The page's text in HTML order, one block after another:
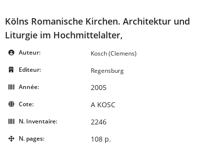
Kölns Romanische Kirchen. Architektur und
Liturgie im Hochmittelalter,
Auteur:
Kosch (Clemens)
Editeur:
Regensburg
Année:
2005
Cote: A KOSC
N. Inventaire: 2246
N. pages: 108 p.